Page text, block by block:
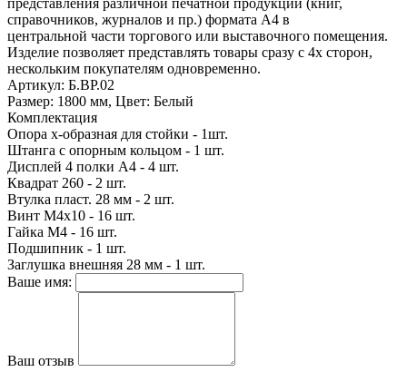
справочников, журналов и пр.) формата А4 в
центральной части торгового или выставочного помещения.
Изделие позволяет представлять товары сразу с 4х сторон,
нескольким покупателям одновременно.
Артикул: Б.ВР.02
Размер: 1800 мм, Цвет: Белый
Комплектация
Опора x-образная для стойки - 1шт.
Штанга с опорным кольцом - 1 шт.
Дисплей 4 полки А4 - 4 шт.
Квадрат 260 - 2 шт.
Втулка пласт. 28 мм - 2 шт.
Винт М4х10 - 16 шт.
Гайка М4 - 16 шт.
Подшипник - 1 шт.
Заглушка внешняя 28 мм - 1 шт.
Ваше имя:
Ваш отзыв